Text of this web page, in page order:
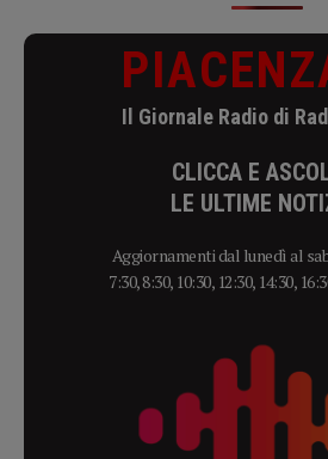
Il Giornale Radio di
CLICCA E
LE ULTIME
Aggiornamenti dal lunedì al
7:30, 8:30, 10:30, 12:30, 14:30,